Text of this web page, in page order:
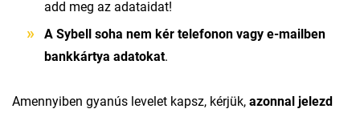
add meg az adataidat!
A Sybell
soha nem kér telefonon vagy e-mailben
bankkártya adatokat.
Amennyiben gyanús levelet kapsz, kérjük, azonnal jelezd